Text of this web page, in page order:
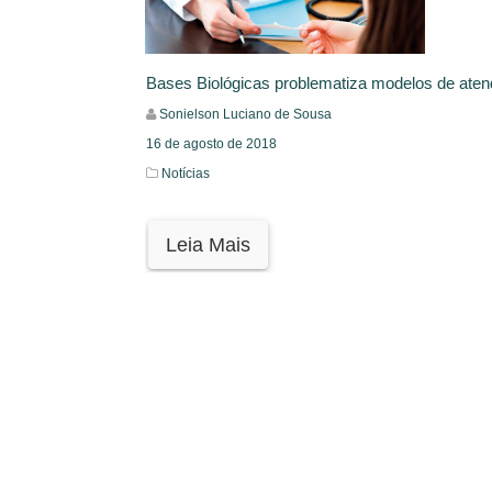
Bases Biológicas problematiza modelos de
Sonielson Luciano de Sousa
16 de agosto de 2018
Notícias
Leia Mais